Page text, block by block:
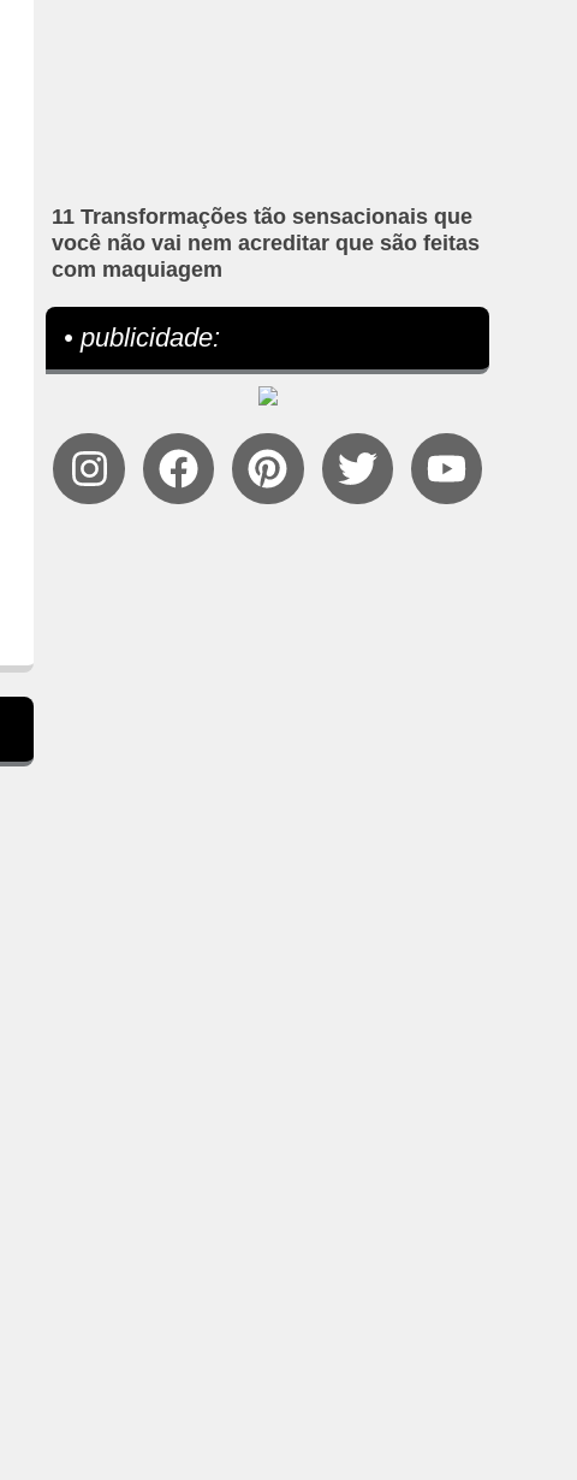
11 Transformações tão sensacionais que
você não vai nem acreditar que são feitas
com maquiagem
• publicidade: